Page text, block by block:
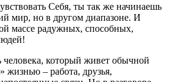
Себя, ты так же начинаешь
мир, но в другом диапазоне. И
массе радужных, способных,
человека, который живет обычной
жизнью – работа, друзья,